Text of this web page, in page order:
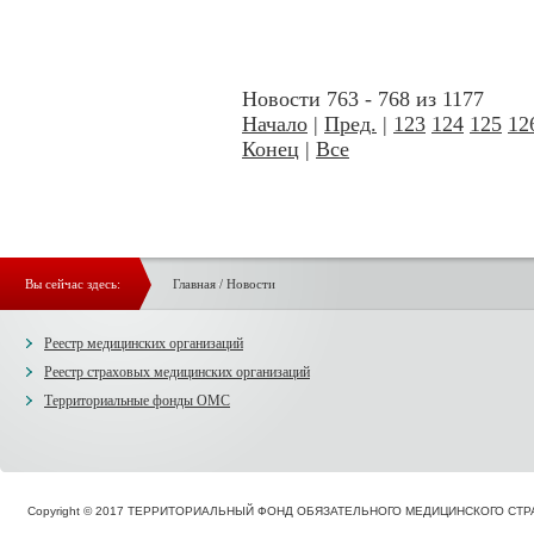
Новости 763 - 768 из 1177
Начало | Пред. | 123 124 125
Конец | Все
Вы сейчас здесь: Главная/ Новости
Реестр медицинских организаций
Реестр страховых медицинских организаций
Территориальные фонды ОМС
Copyright © 2017 ТЕРРИТОРИАЛЬНЫЙ ФОНД ОБЯЗАТЕЛЬНОГО МЕДИЦИНСКОГО